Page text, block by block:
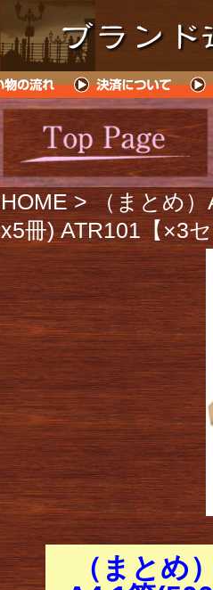
HOME > （まとめ
x5冊) ATR101【×3
（まとめ